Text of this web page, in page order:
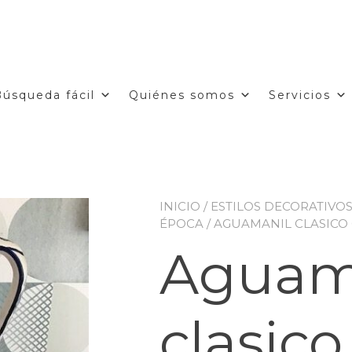
fácil Quiénes somos Servicios
INICIO / ESTILOS
ÉPOCA / AGUAMANIL CLASICO